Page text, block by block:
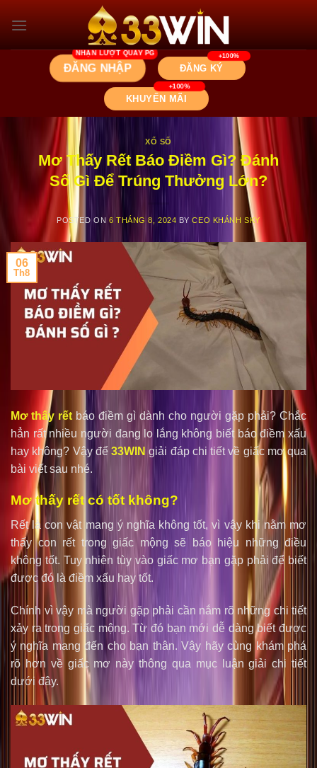
ĐĂNG NHẬP ĐĂNG KÝ
KHUYẾN MÃI
XỔ SỐ
Mơ Thấy Rết Báo Điềm Gì? Đánh
Số Gì Để Trúng Thưởng Lớn?
POSTED ON 6 THÁNG 8, 2024 BYCEO KHÁNH SKY
06
Th8
Mơ thấy rết báo điềm gì dành cho người gặp phải? Chắc
hẳn rất nhiều người đang lo lắng không biết báo điềm xấu
hay không? Vậy để 33WIN giải đáp chi tiết về giấc mơ qua
bài viết sau nhé.
Mơ thấy rết có tốt không?
Rết là con vật mang ý nghĩa không tốt, vì vậy khi nằm mơ
thấy con rết trong giấc mộng sẽ báo hiệu những điều
không tốt. Tuy nhiên tùy vào giấc mơ bạn gặp phải để biết
được đó là điềm xấu hay tốt.
Chính vì vậy mà người gặp phải cần nắm rõ những chi tiết
xảy ra trong giấc mộng. Từ đó bạn mới dễ dàng biết được
ý nghĩa mang đến cho bạn thân. Vậy hãy cùng khám phá
rõ hơn về giấc mơ này thông qua mục luận giải chi tiết
dưới đây.